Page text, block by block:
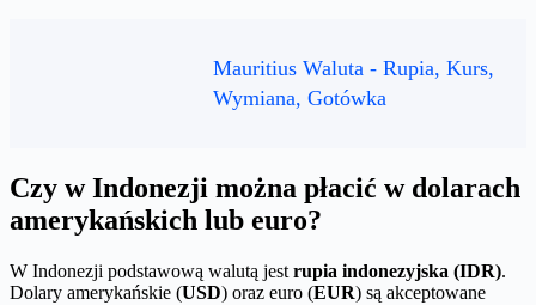
Mauritius Waluta - Rupia, Kurs,
Wymiana, Gotówka
Czy w Indonezji można płacić w dolarach
amerykańskich lub euro?
W Indonezji podstawową walutą jest rupia indonezyjska (IDR).
Dolary amerykańskie (USD) oraz euro (EUR) są akceptowane